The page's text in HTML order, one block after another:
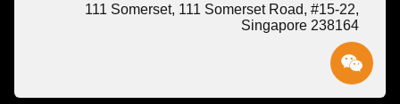
111 Somerset, 111 Somerset Road, #15-22,
Singapore 238164